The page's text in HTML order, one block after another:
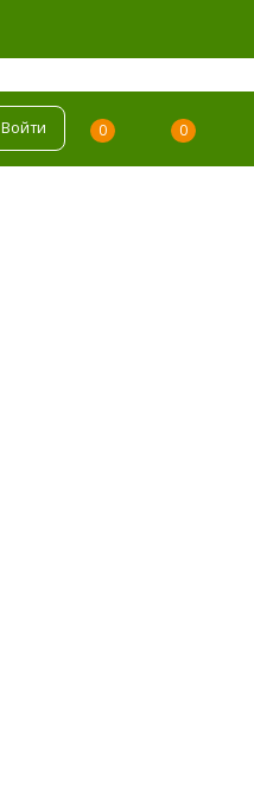
Войти 0 0